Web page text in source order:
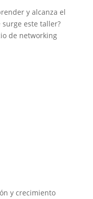
y alcanza el
este taller?
de networking
y crecimiento